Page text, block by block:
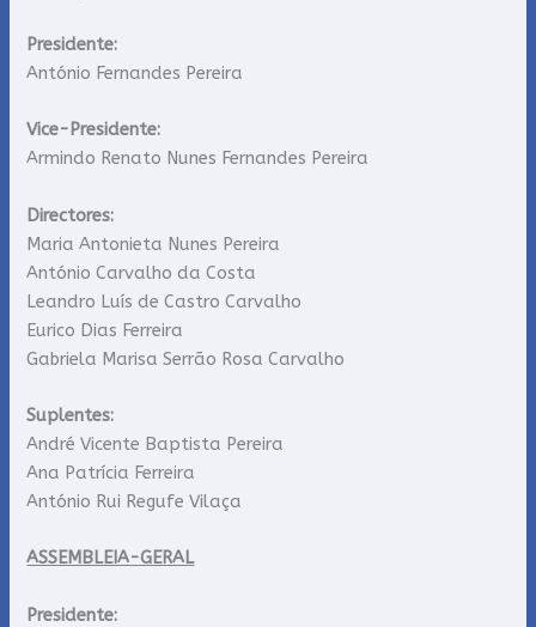
Presidente:
António Fernandes Pereira
Vice-Presidente:
Armindo Renato Nunes Fernandes Pereira
Directores:
Maria Antonieta Nunes Pereira
António Carvalho da Costa
Leandro Luís de Castro Carvalho
Eurico Dias Ferreira
Gabriela Marisa Serrão Rosa Carvalho
Suplentes:
André Vicente Baptista Pereira
Ana Patrícia Ferreira
António Rui Regufe Vilaça
ASSEMBLEIA-GERAL
Presidente: